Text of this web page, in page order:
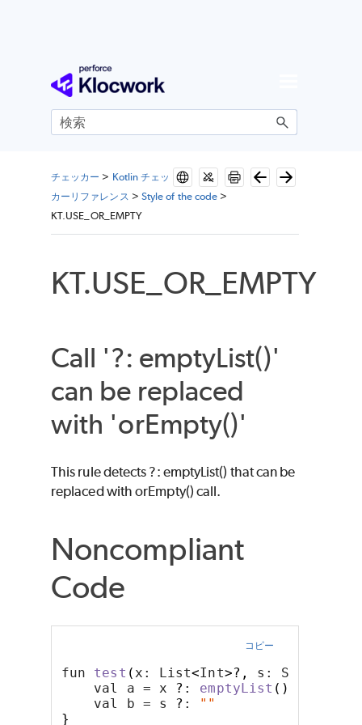
メイン コンテンツにスキップ
チェッカー > Kotlin チェッ
カーリファレンス > Style of the code >
KT.USE_OR_EMPTY
KT.USE_OR_EMPTY
Call '?: emptyList()'
can be replaced
with 'orEmpty()'
This rule detects ?: emptyList() that can be
replaced with orEmpty() call.
Noncompliant
Code
コピー
fun test ( x: List<Int>?, s: String
val a = x ? : emptyList ()
val b = s ? : ""
}